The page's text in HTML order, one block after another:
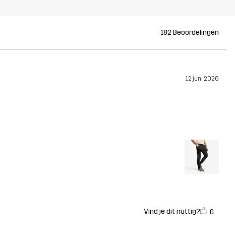
182 Beoordelingen
12 juni 2026
Vind je dit nuttig? 0